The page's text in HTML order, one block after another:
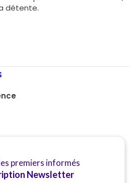
détente.
premiers informés
Newsletter